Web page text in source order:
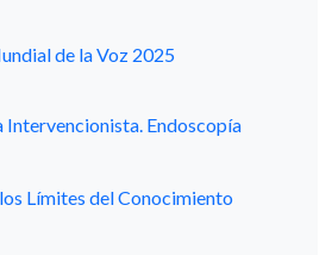
de la Voz 2025
Intervencionista. Endoscopía
Límites del Conocimiento